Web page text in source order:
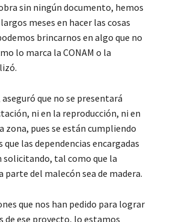
sin ningún documento, hemos
meses en hacer las cosas
brincarnos en algo que no
lo marca la CONAM o la
que no se presentará
ni en la reproducción, ni en
zona, pues se están cumpliendo
las dependencias encargadas
solicitando, tal como que la
parte del malecón sea de madera.
que nos han pedido para lograr
de ese proyecto, lo estamos